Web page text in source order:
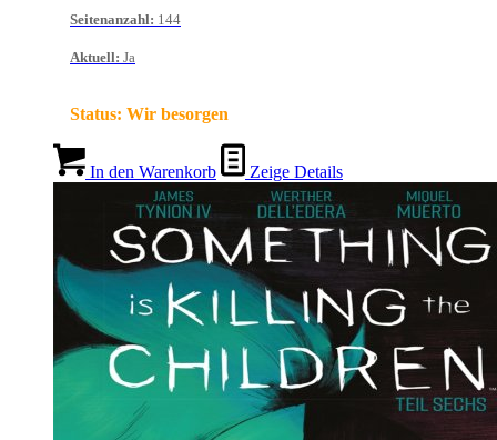
Seitenanzahl: 144
Aktuell: Ja
Status: Wir besorgen
In den Warenkorb Zeige Details